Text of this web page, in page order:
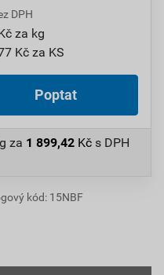
DPH
za kg
Kč za KS
Poptat
za 1 899,42 Kč s DPH
kód: 15NBF